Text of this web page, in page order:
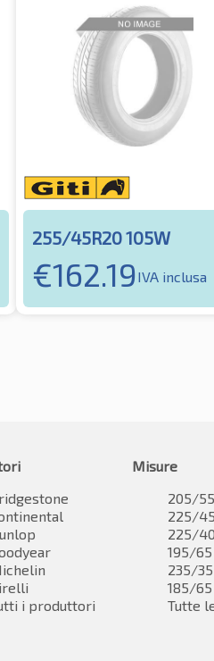
255/45R20 105W
€162.19IVA inclusa
i produttori
Misure
205/55
225/
225/
195/65
235/35
185/65
Tutte